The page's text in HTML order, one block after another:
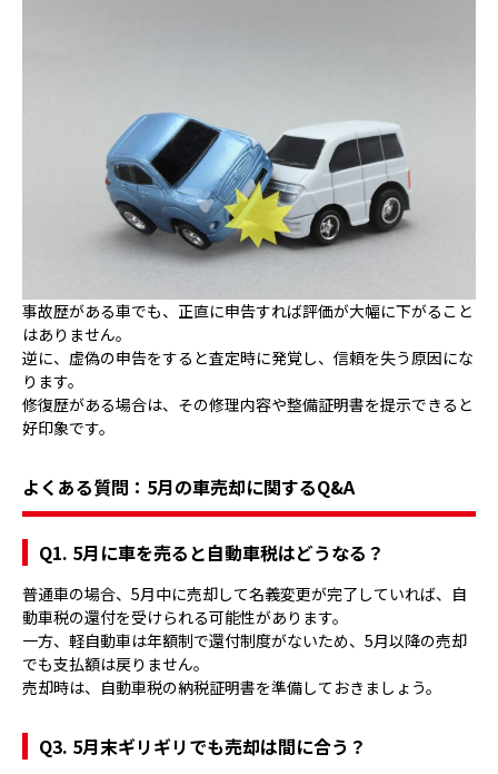
事故歴がある車でも、正直に申告すれば評価が大幅に下がること
はありません。
逆に、虚偽の申告をすると査定時に発覚し、信頼を失う原因にな
ります。
修復歴がある場合は、その修理内容や整備証明書を提示できると
好印象です。
よくある質問：5月の車売却に関するQ&A
Q1. 5月に車を売ると自動車税はどうなる？
普通車の場合、5月中に売却して名義変更が完了していれば、自
動車税の還付を受けられる可能性があります。
一方、軽自動車は年額制で還付制度がないため、5月以降の売却
でも支払額は戻りません。
売却時は、自動車税の納税証明書を準備しておきましょう。
Q3. 5月末ギリギリでも売却は間に合う？